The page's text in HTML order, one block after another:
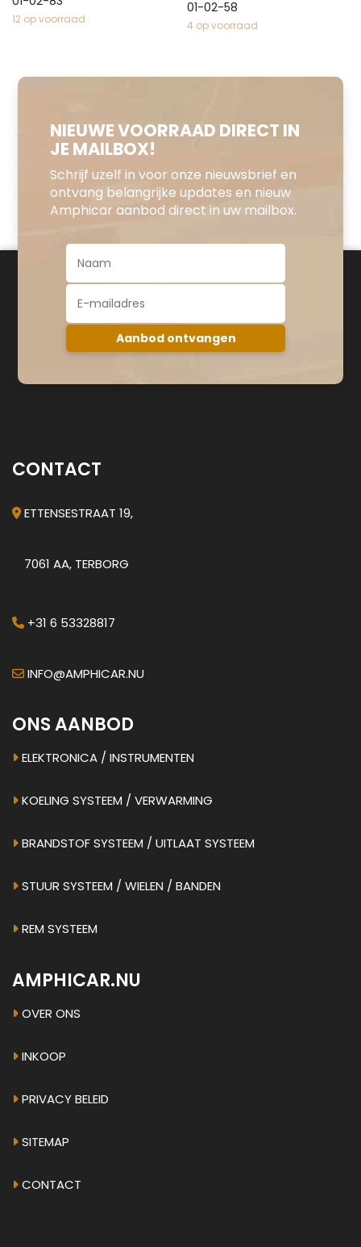
12 op voorraad
01-02-58
4 op voorraad
NIEUWE VOORRAAD DIRECT IN
JE MAILBOX!
Schrijf uzelf in voor onze nieuwsbrief en
ontvang belangrijke updates en nieuw
Amphicar aanbod direct in uw mailbox.
CONTACT
ETTENSESTRAAT 19,
7061 AA, TERBORG
+31 6 53328817
INFO@AMPHICAR.NU
ONS AANBOD
ELEKTRONICA / INSTRUMENTEN
KOELING SYSTEEM / VERWARMING
BRANDSTOF SYSTEEM / UITLAAT SYSTEEM
STUUR SYSTEEM / WIELEN / BANDEN
REM SYSTEEM
AMPHICAR.NU
OVER ONS
INKOOP
PRIVACY BELEID
SITEMAP
CONTACT